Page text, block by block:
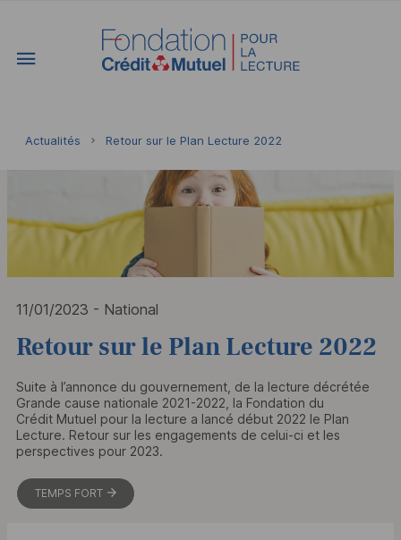
Vous êtes ici:
Actualités Retour sur le Plan Lecture 2022
11/01/2023 - National
Retour sur le Plan Lecture 2022
Suite à l’annonce du gouvernement, de la lecture décrétée
Grande cause nationale 2021-2022, la Fondation du
Crédit Mutuel pour la lecture a lancé début 2022 le Plan
Lecture. Retour sur les engagements de celui-ci et les
perspectives pour 2023.
TEMPS FORT